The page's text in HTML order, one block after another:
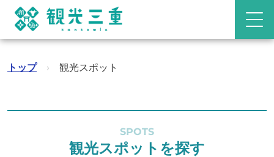
トップ › 観光スポット
SPOTS
観光スポットを探す